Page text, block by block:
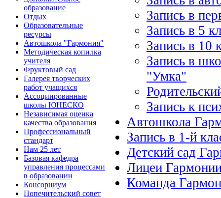
образование
Отдых
Образовательные
ресурсы
Автошкола "Гармония"
Методическая копилка
учителя
Фруктовый сад
Галерея творческих
работ учащихся
Ассоциированные
школы ЮНЕСКО
Независимая оценка
качества образования
Профессиональный
стандарт
Нам 25 лет
Базовая кафедра
управления процессами
в образовании
Консорциум
Попечительский совет
Запись в
Запись в 5
Запись в 10
Запись в
"Умка"
Запись к
Автошкола
Запись в 1-й
Детский сад
Лицеи
Команда